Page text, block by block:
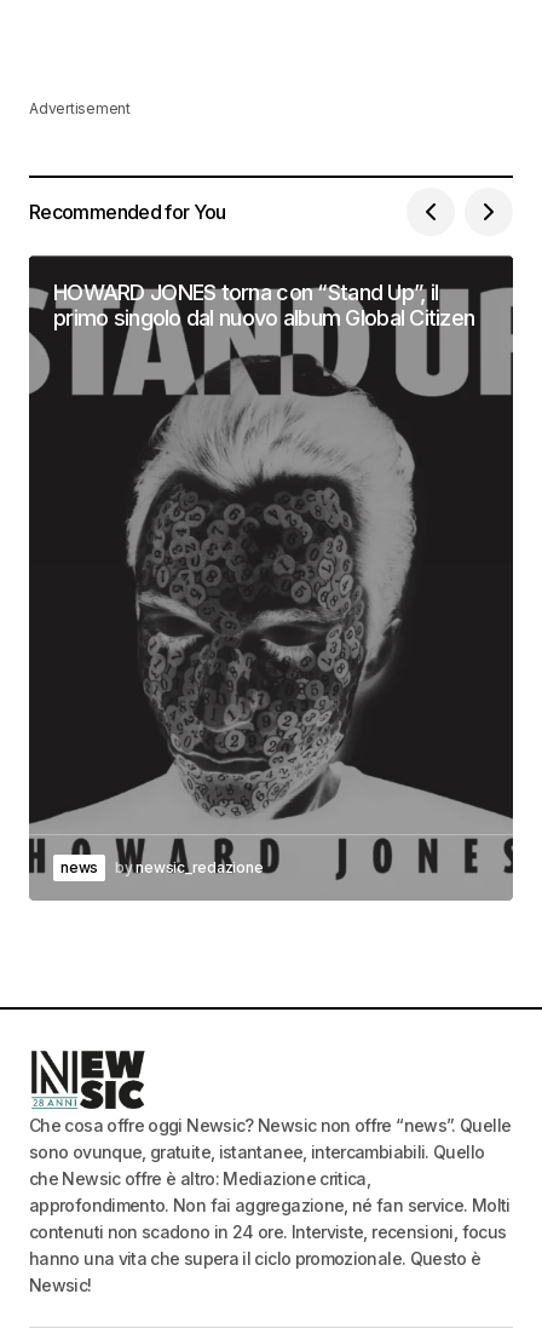
Advertisement
Recommended for You
HOWARD JONES torna con “Stand Up”, il
primo singolo dal nuovo album Global Citizen
news bynewsic_redazione
Che cosa offre oggi Newsic? Newsic non offre “news”. Quelle
sono ovunque, gratuite, istantanee, intercambiabili. Quello
che Newsic offre è altro: Mediazione critica,
approfondimento. Non fai aggregazione, né fan service. Molti
contenuti non scadono in 24 ore. Interviste, recensioni, focus
hanno una vita che supera il ciclo promozionale. Questo è
Newsic!